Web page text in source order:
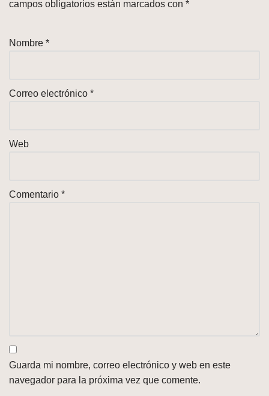
campos obligatorios están marcados con *
Nombre *
Correo electrónico *
Web
Comentario *
Guarda mi nombre, correo electrónico y web en este
navegador para la próxima vez que comente.